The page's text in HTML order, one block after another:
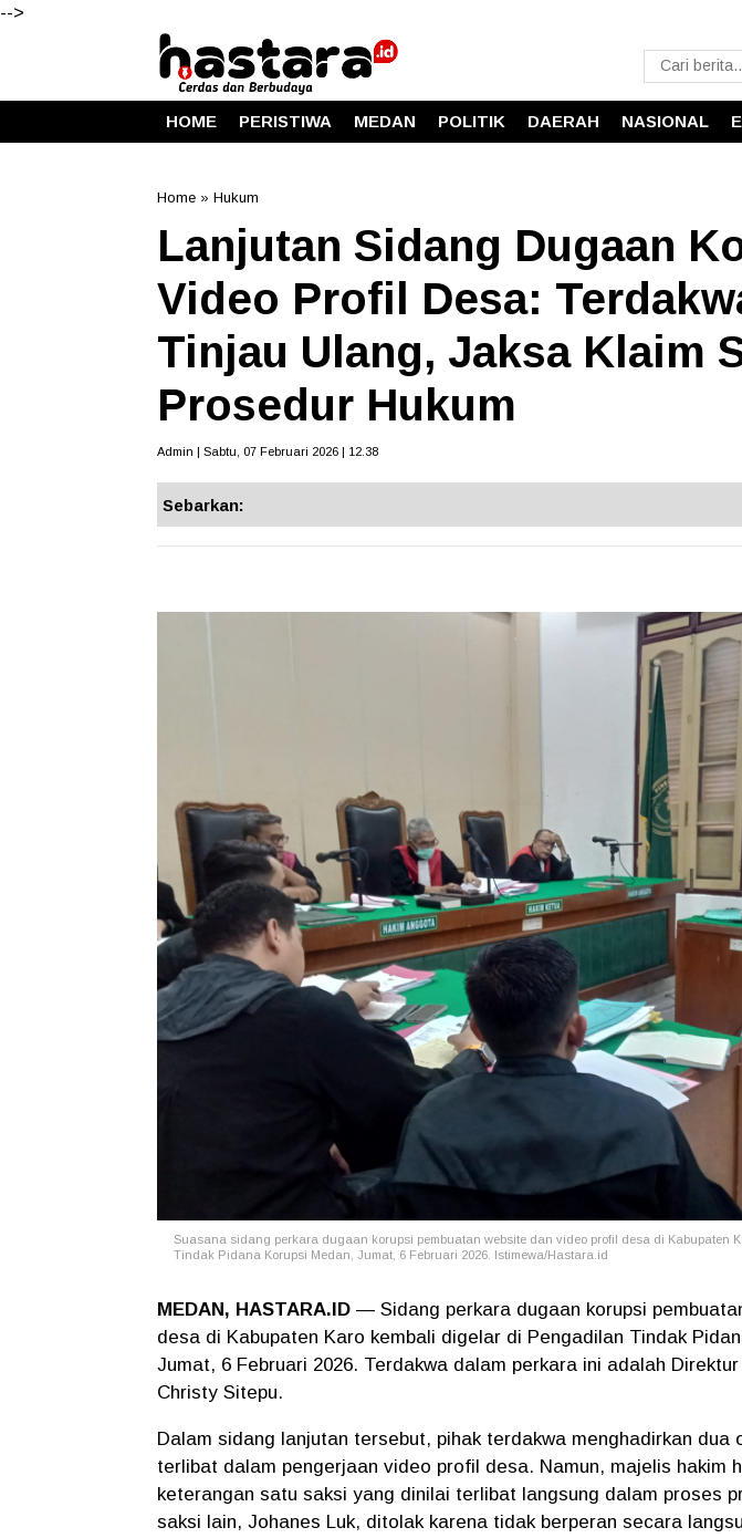
-->
HOME PERISTIWA MEDAN POLITIK DAERAH NASIONAL
Home » Hukum
Lanjutan Sidang Dugaan
Video Profil Desa:
Tinjau Ulang, Jaksa Klaim
Prosedur Hukum
Admin | Sabtu, 07 Februari 2026 | 12.38
Sebarkan:
Suasana sidang perkara dugaan korupsi pembuatan website dan video profil desa di Kabupaten
Tindak Pidana Korupsi Medan, Jumat, 6 Februari 2026. Istimewa/Hastara.id
MEDAN, HASTARA.ID — Sidang perkara dugaan korupsi
desa di Kabupaten Karo kembali digelar di Pengadilan Tindak
Jumat, 6 Februari 2026. Terdakwa dalam perkara ini adalah
Christy Sitepu.
Dalam sidang lanjutan tersebut, pihak terdakwa menghadirkan dua
terlibat dalam pengerjaan video profil desa. Namun, majelis hakim
keterangan satu saksi yang dinilai terlibat langsung dalam proses
saksi lain, Johanes Luk, ditolak karena tidak berperan secara